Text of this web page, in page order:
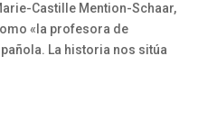
Castille Mention-Schaar,
«la profesora de
La historia nos sitúa